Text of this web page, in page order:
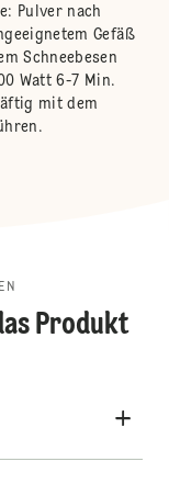
Pulver nach
Gefäß
Schneebesen
Watt 6-7 Min.
mit dem
Produkt